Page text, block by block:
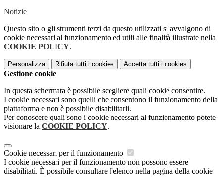
Notizie
Questo sito o gli strumenti terzi da questo utilizzati si avvalgono di
cookie necessari al funzionamento ed utili alle finalità illustrate nella
COOKIE POLICY.
Personalizza Rifiuta tutti i cookies Accetta tutti i cookies
Gestione cookie
In questa schermata è possibile scegliere quali cookie consentire.
I cookie necessari sono quelli che consentono il funzionamento della
piattaforma e non è possibile disabilitarli.
Per conoscere quali sono i cookie necessari al funzionamento potete
visionare la COOKIE POLICY.
Cookie necessari per il funzionamento
I cookie necessari per il funzionamento non possono essere
disabilitati. È possibile consultare l'elenco nella pagina della cookie